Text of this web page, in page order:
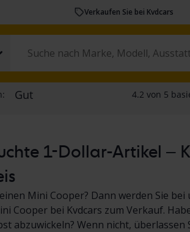
Verkaufen Sie bei Kvdcars
1-Dollar-Artikel –
Mini Cooper? Dann werden Sie
Cooper bei Kvdcars zum Verkauf.
abzuwickeln? Wenn nicht,